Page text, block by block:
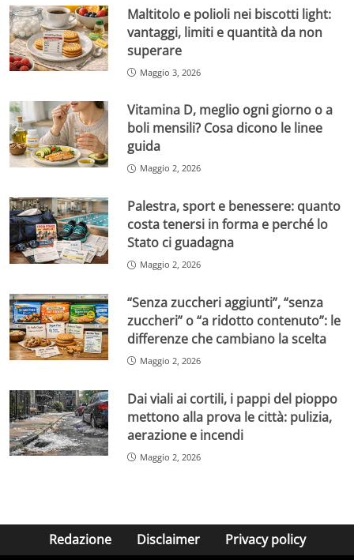
Maltitolo e polioli nei biscotti light:
vantaggi, limiti e quantità da non
superare
Maggio 3, 2026
Vitamina D, meglio ogni giorno o a
boli mensili? Cosa dicono le linee
guida
Maggio 2, 2026
Palestra, sport e benessere: quanto
costa tenersi in forma e perché lo
Stato ci guadagna
Maggio 2, 2026
“Senza zuccheri aggiunti”, “senza
zuccheri” o “a ridotto contenuto”: le
differenze che cambiano la scelta
Maggio 2, 2026
Dai viali ai cortili, i pappi del pioppo
mettono alla prova le città: pulizia,
aerazione e incendi
Maggio 2, 2026
Redazione Disclaimer Privacy policy